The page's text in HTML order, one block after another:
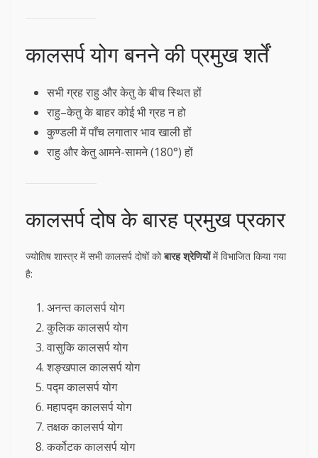
कालसर्प योग बनने की प्रमुख शर्तें
सभी ग्रह राहु और केतु के बीच स्थित हों
राहु–केतु के बाहर कोई भी ग्रह न हो
कुण्डली में पाँच लगातार भाव खाली हों
राहु और केतु आमने-सामने (180°) हों
कालसर्प दोष के बारह प्रमुख प्रकार
ज्योतिष शास्त्र में सभी कालसर्प दोषों कोबारह श्रेणियोंमें विभाजित किया गया
है:
अनन्त कालसर्प योग
कुलिक कालसर्प योग
वासुकि कालसर्प योग
शङ्खपाल कालसर्प योग
पद्म कालसर्प योग
महापद्म कालसर्प योग
तक्षक कालसर्प योग
कर्कोटक कालसर्प योग